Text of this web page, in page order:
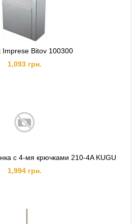
Imprese Bitov 100300
1,093 грн.
с 4-мя крючками 210-4A KUGU
1,994 грн.